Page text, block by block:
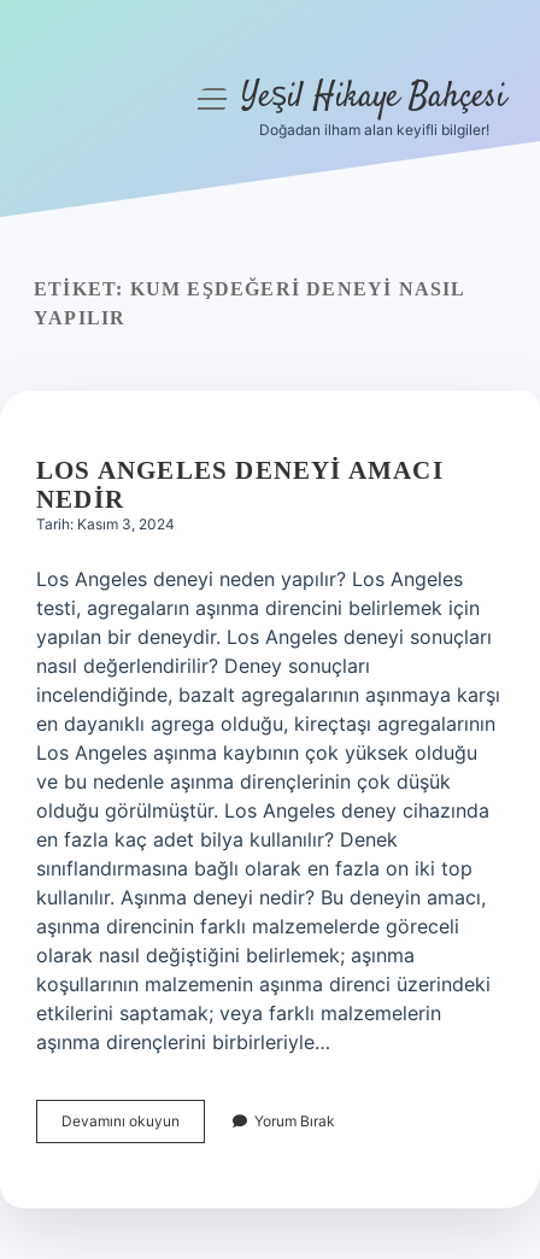
Yasal Uyarı
menüyüYeşil Hikaye Bahçesi
Doğadan ilham alan keyifli bilgiler!
ETIKET: KUM EŞDEĞERI DENEYI NASIL
YAPILIR
LOS ANGELES DENEYI AMACI
NEDIR
Tarih: Kasım 3, 2024
Los Angeles deneyi neden yapılır? Los Angeles
testi, agregaların aşınma direncini belirlemek için
yapılan bir deneydir. Los Angeles deneyi sonuçları
nasıl değerlendirilir? Deney sonuçları
incelendiğinde, bazalt agregalarının aşınmaya karşı
en dayanıklı agrega olduğu, kireçtaşı agregalarının
Los Angeles aşınma kaybının çok yüksek olduğu
ve bu nedenle aşınma dirençlerinin çok düşük
olduğu görülmüştür. Los Angeles deney cihazında
en fazla kaç adet bilya kullanılır? Denek
sınıflandırmasına bağlı olarak en fazla on iki top
kullanılır. Aşınma deneyi nedir? Bu deneyin amacı,
aşınma direncinin farklı malzemelerde göreceli
olarak nasıl değiştiğini belirlemek; aşınma
koşullarının malzemenin aşınma direnci üzerindeki
etkilerini saptamak; veya farklı malzemelerin
aşınma dirençlerini birbirleriyle…
Devamını okuyun
Angeles
Nedir
Yorum Bırak